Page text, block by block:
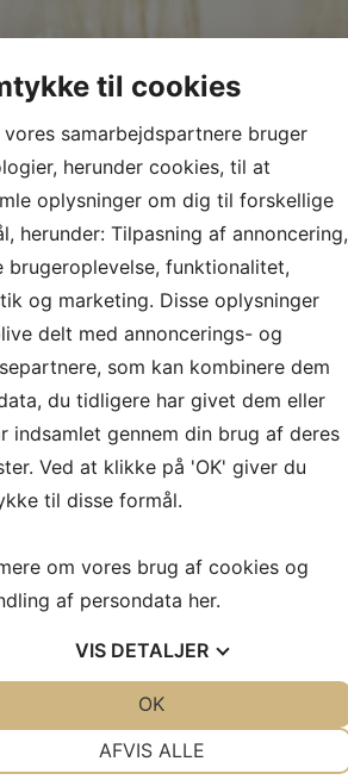
til cookies
samarbejdspartnere bruger
herunder cookies, til at
oplysninger om dig til forskellige
herunder: Tilpasning af annoncering,
brugeroplevelse, funktionalitet,
og marketing. Disse oplysninger
delt med annoncerings- og
som kan kombinere dem
du tidligere har givet dem eller
indsamlet gennem din brug af deres
Ved at klikke på 'OK' giver du
til disse formål.
om vores brug af cookies og
af persondata her.
VIS DETALJER
AFVIS ALLE
OK